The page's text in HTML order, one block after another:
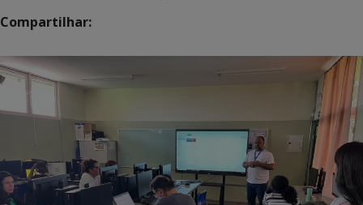
Compartilhar: